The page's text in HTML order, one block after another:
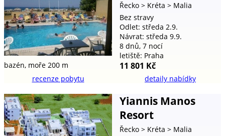
Řecko> Kréta> Malia
bazén, moře 200 m
Bez stravy
Odlet: středa 2.9.
Návrat: středa 9.9.
8 dnů, 7 nocí
letiště: Praha
11 801 Kč
recenze pobytu detaily nabídky
Yiannis Manos
Resort
Řecko> Kréta> Malia